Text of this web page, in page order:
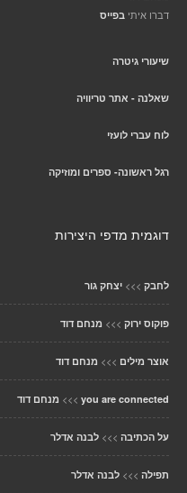
דברו איתי בפייס
שיעורי גיטרה
שאלנה - אתר טריוויה
לוח עברי לועזי
רגל ראשונה- ספרים ומוזיקה
דוגמית מדפי היצירות
לחבק >>> יצחק גור
פוקוס ירוק >>> מנחם דוד
אוצר מילים >>> מנחם דוד
you are connected
>>> מנחם דוד
על הכתיבה >>> לבנה אדלר
תפילה >>> לבנה אדלר